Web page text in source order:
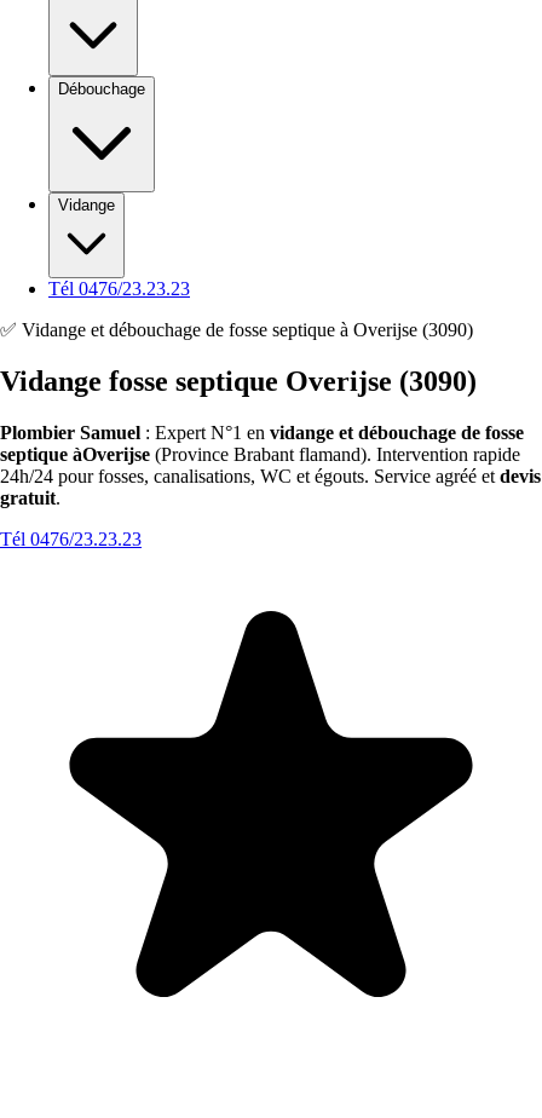
Débouchage
Vidange
Tél 0476/23.23.23
✅ Vidange et débouchage de fosse septique à Overijse (3090)
Vidange fosse septique Overijse (3090)
Plombier Samuel : Expert N°1 en vidange et débouchage de fosse
septique àOverijse (Province Brabant flamand). Intervention rapide
24h/24 pour fosses, canalisations, WC et égouts. Service agréé et devis
gratuit.
Tél 0476/23.23.23